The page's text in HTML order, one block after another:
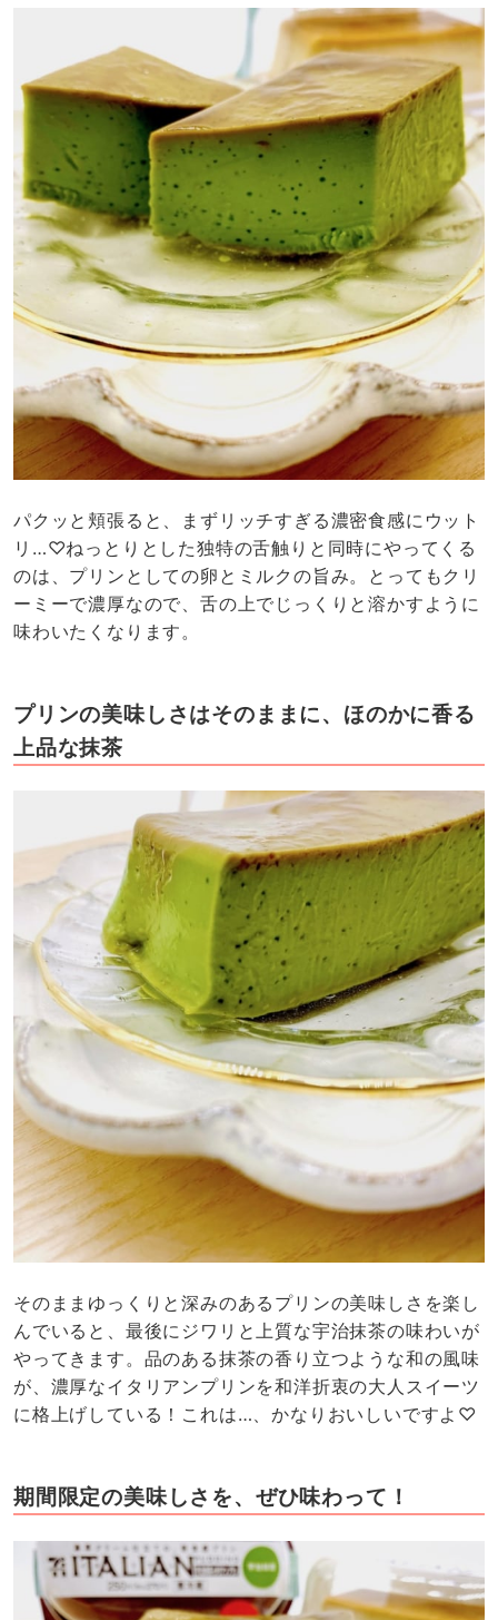
パクッと頬張ると、まずリッチすぎる濃密食感にウット
リ…♡ねっとりとした独特の舌触りと同時にやってくる
のは、プリンとしての卵とミルクの旨み。とってもクリ
ーミーで濃厚なので、舌の上でじっくりと溶かすように
味わいたくなります。
プリンの美味しさはそのままに、ほのかに香る
上品な抹茶
そのままゆっくりと深みのあるプリンの美味しさを楽し
んでいると、最後にジワリと上質な宇治抹茶の味わいが
やってきます。品のある抹茶の香り立つような和の風味
が、濃厚なイタリアンプリンを和洋折衷の大人スイーツ
に格上げしている！これは…、かなりおいしいですよ♡
期間限定の美味しさを、ぜひ味わって！